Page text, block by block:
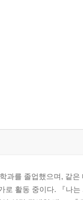
과를 졸업했으며, 같
로 활동 중이다. 『나